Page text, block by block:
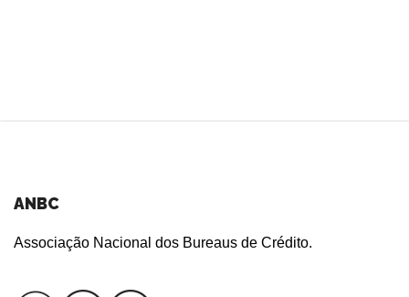
ANBC
Associação Nacional dos Bureaus de Crédito.